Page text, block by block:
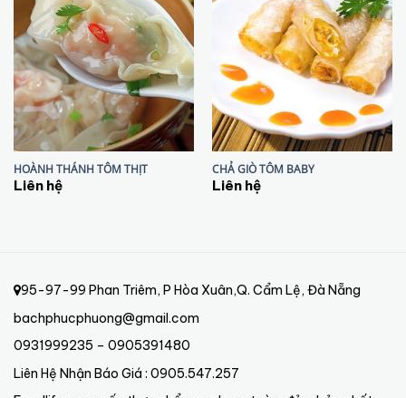
HOÀNH THÁNH TÔM THỊT
Liên hệ
CHẢ GIÒ TÔM BABY
Liên hệ
95-97-99 Phan Triêm, P Hòa Xuân,Q. Cẩm Lệ, Đà Nẵng
bachphucphuong@gmail.com
0931999235 – 0905391480
Liên Hệ Nhận Báo Giá : 0905.547.257